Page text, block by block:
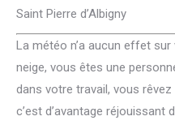
Saint Pierre d’Albigny
La météo n’a aucun effet sur
neige, vous êtes une
dans votre travail, vous
c’est d’avantage réjouissant